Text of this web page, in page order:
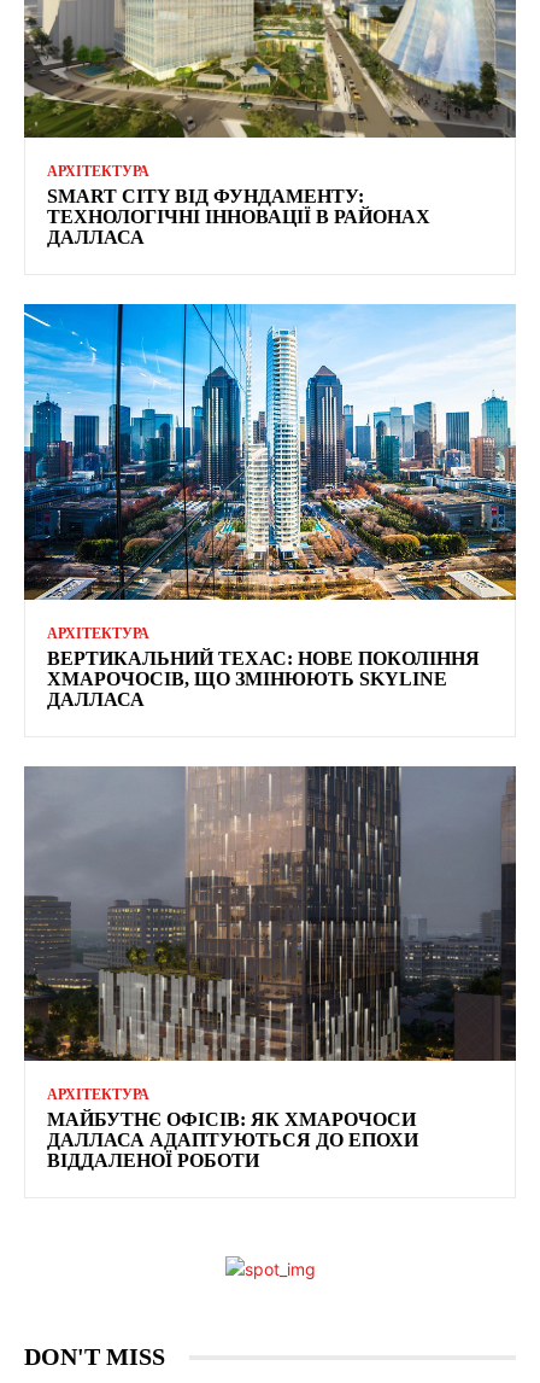
АРХІТЕКТУРА
SMART CITY ВІД ФУНДАМЕНТУ:
ТЕХНОЛОГІЧНІ ІННОВАЦІЇ В РАЙОНАХ
ДАЛЛАСА
АРХІТЕКТУРА
ВЕРТИКАЛЬНИЙ ТЕХАС: НОВЕ ПОКОЛІННЯ
ХМАРОЧОСІВ, ЩО ЗМІНЮЮТЬ SKYLINE
ДАЛЛАСА
АРХІТЕКТУРА
МАЙБУТНЄ ОФІСІВ: ЯК ХМАРОЧОСИ
ДАЛЛАСА АДАПТУЮТЬСЯ ДО ЕПОХИ
ВІДДАЛЕНОЇ РОБОТИ
DON'T MISS